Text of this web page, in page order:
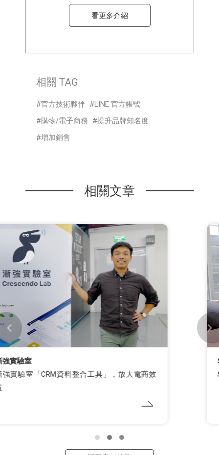
看更多介紹
相關 TAG
官方技術夥伴
LINE 官方帳號
購物/電子商務
提升品牌知名度
增加銷售
相關文章
Super 8 雲發互動科技
Super 8 「聊天機器人」模組 增粉轉換變現力